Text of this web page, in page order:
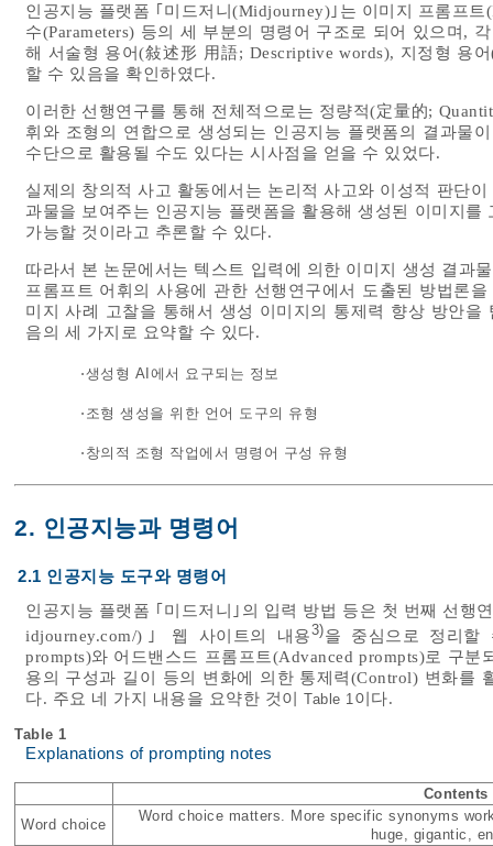
인공지능 플랫폼 ｢미드저니(Midjourney)｣는 이미지 프롬프
수(Parameters) 등의 세 부분의 명령어 구조로 되어 있으며,
해 서술형 용어(敍述形 用語; Descriptive words), 지정형 용
할 수 있음을 확인하였다.
이러한 선행연구를 통해 전체적으로는 정량적(定量的;
휘와 조형의 연합으로 생성되는 인공지능 플랫폼의 결과물
수단으로 활용될 수도 있다는 시사점을 얻을 수 있었다.
실제의 창의적 사고 활동에서는 논리적 사고와 이성적 판단
과물을 보여주는 인공지능 플랫폼을 활용해 생성된 이미지
가능할 것이라고 추론할 수 있다.
따라서 본 논문에서는 텍스트 입력에 의한 이미지 생성 결과
프롬프트 어휘의 사용에 관한 선행연구에서 도출된 방법론
미지 사례 고찰을 통해서 생성 이미지의 통제력 향상 방안
음의 세 가지로 요약할 수 있다.
⋅생성형 AI에서 요구되는 정보
⋅조형 생성을 위한 언어 도구의 유형
⋅창의적 조형 작업에서 명령어 구성 유형
2. 인공지능과 명령어
2.1 인공지능 도구와 명령어
인공지능 플랫폼 ｢미드저니｣의 입력 방법 등은 첫 번째 선행
idjourney.com/)｣ 웹 사이트의 내용3)을 중심으로 정리할
prompts)와 어드밴스드 프롬프트(Advanced prompts)로 구
용의 구성과 길이 등의 변화에 의한 통제력(Control) 변화를
다. 주요 네 가지 내용을 요약한 것이 Table 1 이다.
Table 1
Explanations of prompting notes
Word choice
Word choice matters. More specific synonyms
huge, gigantic,